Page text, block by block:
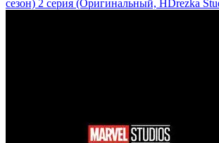
сезон) 2 серия (Оригинальный, HDrezka